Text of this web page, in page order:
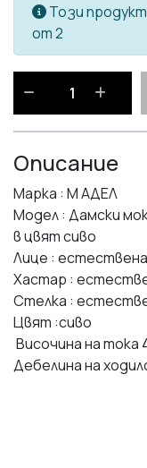
Този
от 2
Описание
Марка : М АДЕЛ
Модел : Дамски
в цвят сиво
Лице :
Хастар :
Стелка :
Цвят :сиво
Височина на тока
Дебелина на